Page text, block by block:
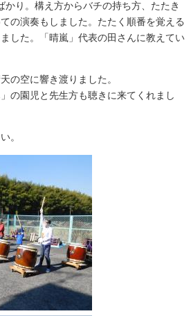
かり。構え方からバチの持ち方、たたき
の演奏もしました。たたく順番を覚える
した。
「晴嵐」代表の田さんに教えてい
の空に響き渡りました。
の園児と先生方も聴きに来てくれまし
。